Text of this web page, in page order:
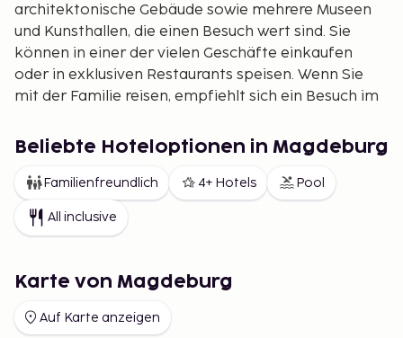
architektonische Gebäude sowie mehrere Museen
und Kunsthallen, die einen Besuch wert sind. Sie
können in einer der vielen Geschäfte einkaufen
oder in exklusiven Restaurants speisen. Wenn Sie
mit der Familie reisen, empfiehlt sich ein Besuch im
Wasserwelt.
Es gibt mehrere kulturhistorische Gebäude in
Magdeburg. Eines davon ist der Magdeburger Dom
(Dom Sankt Mauritius und Katharina) und ist die
wunderschön mit Skulpturen verziert, und seine
Der Dom ist das Wahrzeichen von Magdeburg und
Beliebte Hoteloptionen in Magdeburg
Familienfreundlich 4+ Hotels Pool
All inclusive
Karte von Magdeburg
Auf Karte anzeigen